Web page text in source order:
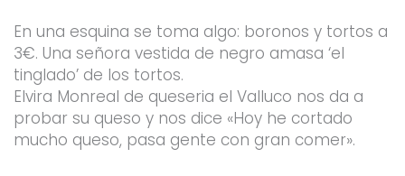
En una esquina se toma algo: boronos y tortos a
3€. Una señora vestida de negro amasa ‘el
tinglado’ de los tortos.
Elvira Monreal de queseria el Valluco nos da a
probar su queso y nos dice «Hoy he cortado
mucho queso, pasa gente con gran comer».